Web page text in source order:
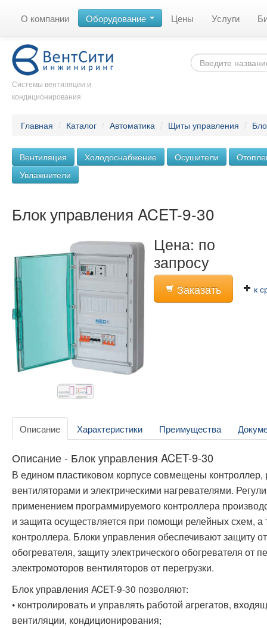
О компании Оборудование Цены Услуги
Системы вентиляции и
кондиционирования
Главная / Каталог / Автоматика / Щиты управления /
Вентиляция Холодоснабжение Осушители
Увлажнители
Блок управления ACET-9-30
Цена: по
запросу
Заказать к
Описание Характеристики Преимущества
Описание - Блок управления ACET-9-30
В едином пластиковом корпусе совмещены контроллер,
вентиляторами и электрическими нагревателями.
применением программируемого контроллера
и защита осуществляется при помощи релейных схем,
контроллера. Блоки управления обеспечивают защиту
обогревателя, защиту электрического обогревателя от
электромоторов вентиляторов от перегрузки.
Блок управления ACET-9-30 позволяют:
• контролировать и управлять работой агрегатов,
вентиляции, кондиционирования;